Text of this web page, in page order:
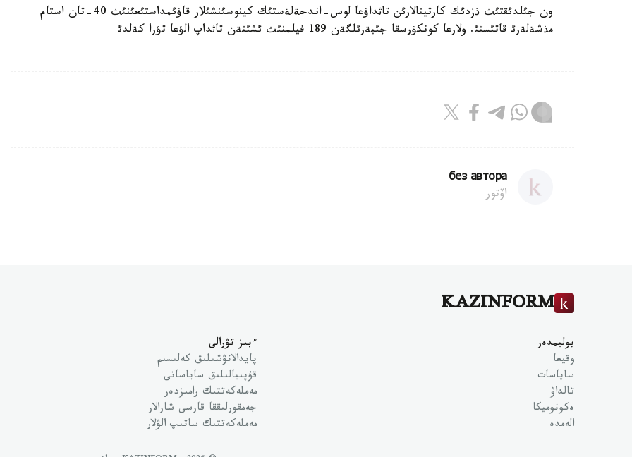
ون جئلدئقتئث ذزدئك كارتينالارئن تاثداؤعا لوس-اندجةلةستئك كينوسئنشئلار قاؤئمداستئعئنئث 40-تان استام
مذشةلةرئ قاتئستئ. ولارعا كونكؤرسقا جئبةرئلگةن 189 فيلمنئث ئشئنةن تاثداپ الؤعا تؤرا كةلدئ
без автора
اۆتور
KAZINFORM
بوليمدەر
وقيعا
ساياسات
تالداۋ
ەكونوميكا
الەمدە
ءبىز تۋرالى
پايدالانۋشىلىق كەلىسىم
قۇپىيالىلىق ساياساتى
مەملەكەتتىك رامىزدەر
جەمقورلىققا قارسى شارالار
مەملەكەتتىك ساتىپ الۋلار